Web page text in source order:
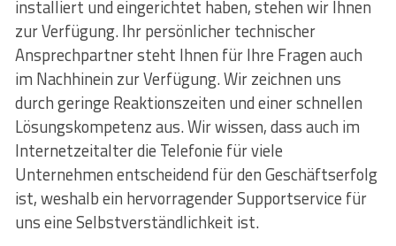
installiert und eingerichtet haben, stehen wir Ihnen
zur Verfügung. Ihr persönlicher technischer
Ansprechpartner steht Ihnen für Ihre Fragen auch
im Nachhinein zur Verfügung. Wir zeichnen uns
durch geringe Reaktionszeiten und einer schnellen
Lösungskompetenz aus. Wir wissen, dass auch im
Internetzeitalter die Telefonie für viele
Unternehmen entscheidend für den Geschäftserfolg
ist, weshalb ein hervorragender Supportservice für
uns eine Selbstverständlichkeit ist.